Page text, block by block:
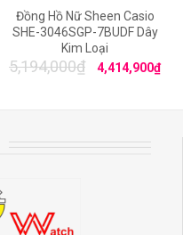
Đồng Hồ Nữ Sheen Casio
SHE-3046SGP-7BUDF Dây
Kim Loại
5,194,000₫ 4,414,900₫